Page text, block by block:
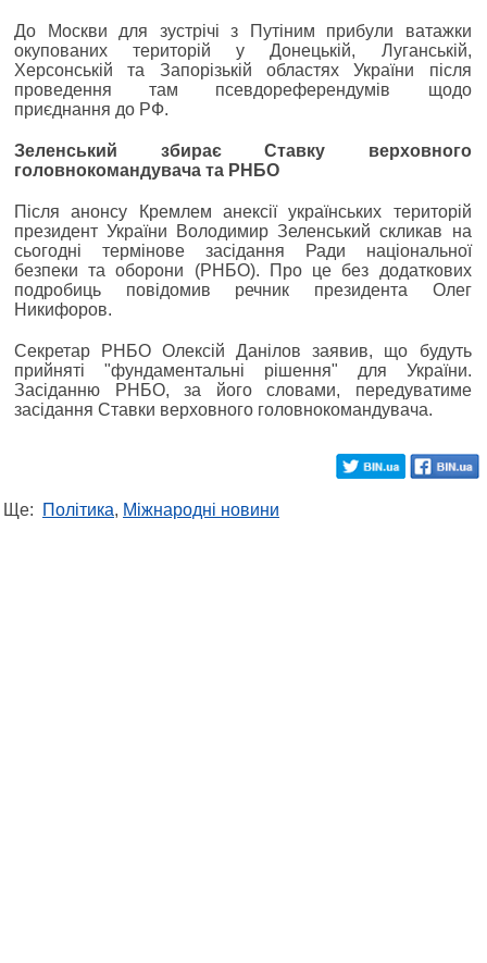
До Москви для зустрічі з Путіним прибули ватажки
окупованих територій у Донецькій, Луганській,
Херсонській та Запорізькій областях України після
проведення там псевдореферендумів щодо
приєднання до РФ.
Зеленський збирає Ставку верховного
головнокомандувача та РНБО
Після анонсу Кремлем анексії українських територій
президент України Володимир Зеленський скликав на
сьогодні термінове засідання Ради національної
безпеки та оборони (РНБО). Про це без додаткових
подробиць повідомив речник президента Олег
Никифоров.
Секретар РНБО Олексій Данілов заявив, що будуть
прийняті "фундаментальні рішення" для України.
Засіданню РНБО, за його словами, передуватиме
засідання Ставки верховного головнокомандувача.
Ще: Політика, Міжнародні новини